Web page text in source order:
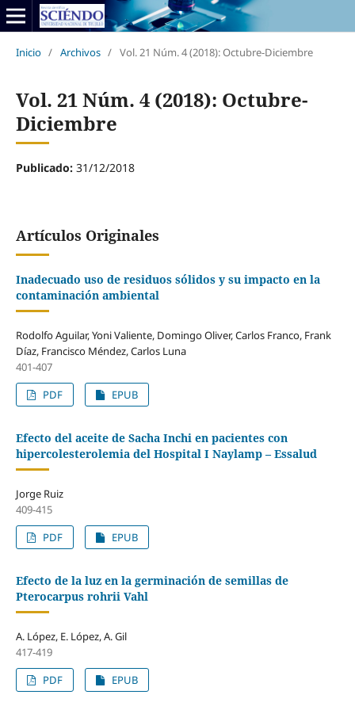
Inicio / Archivos / Vol. 21 Núm. 4 (2018): Octubre-Diciembre
Vol. 21 Núm. 4 (2018): Octubre-
Diciembre
Publicado: 31/12/2018
Artículos Originales
Inadecuado uso de residuos sólidos y su impacto en la
contaminación ambiental
Rodolfo Aguilar, Yoni Valiente, Domingo Oliver, Carlos Franco, Frank
Díaz, Francisco Méndez, Carlos Luna
401-407
PDF
EPUB
Efecto del aceite de Sacha Inchi en pacientes con
hipercolesterolemia del Hospital I Naylamp – Essalud
Jorge Ruiz
409-415
PDF
EPUB
Efecto de la luz en la germinación de semillas de
Pterocarpus rohrii Vahl
A. López, E. López, A. Gil
417-419
PDF
EPUB